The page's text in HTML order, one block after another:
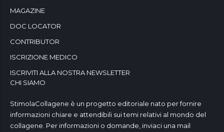
MAGAZINE
DOC LOCATOR
CONTRIBUTOR
ISCRIZIONE MEDICO
ISCRIVITI ALLA NOSTRA NEWSLETTER
CHI SIAMO
StimolaCollagene è un progetto editoriale nato per fornire
informazioni chiare e attendibili sui temi relativi al mondo del
collagene. Per informazioni o domande, inviaci una mail